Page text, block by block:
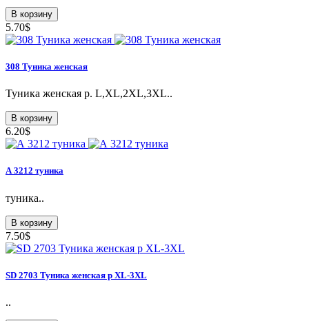
В корзину
5.70$
308 Туникa женская
Туникa женская p. L,XL,2XL,3XL..
В корзину
6.20$
А 3212 туника
туника..
В корзину
7.50$
SD 2703 Туникa женская p XL-3XL
..